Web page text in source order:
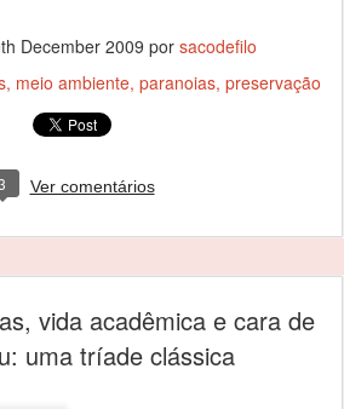
December 2009 por sacodefilo
meio ambiente paranoias preservação
Ver comentários
vida acadêmica e cara de
uma tríade clássica